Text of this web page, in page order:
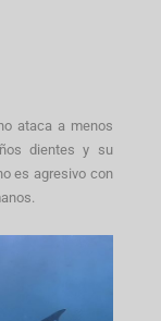
ataca a menos
dientes y su
es agresivo con